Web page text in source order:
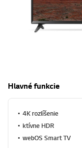
Hlavné funkcie
4K rozlíšenie
ktívne HDR
webOS Smart TV